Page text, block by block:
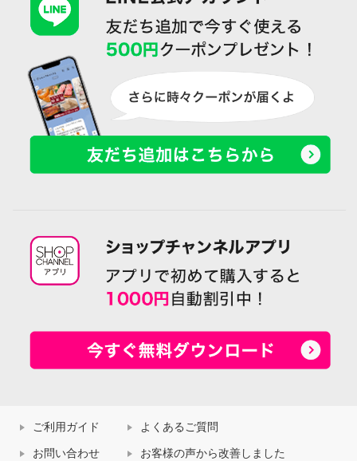
ご利用ガイド よくあるご質問
お問い合わせ お客様の声から改善しました